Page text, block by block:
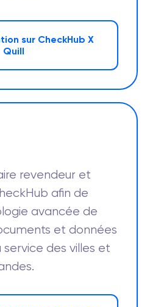
sur CheckHub X
Quill
revendeur et
afin de
avancée de
et données
des villes et